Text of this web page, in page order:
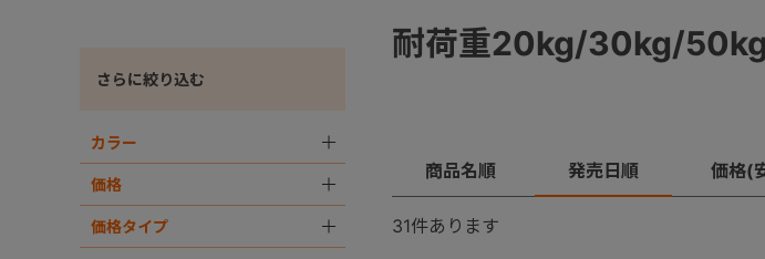
さらに絞り込む
カラー
価格
価格タイプ
耐荷重20kg/30kg/
商品名順 発売日順 価格(
31件あります